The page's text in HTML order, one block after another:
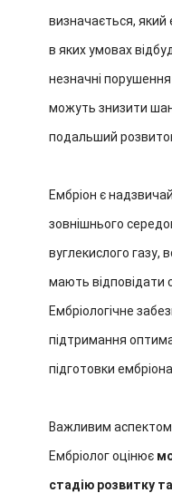
визначається, який
в яких умовах
незначні
можуть знизити
подальший розвиток
Ембріон є
зовнішнього
вуглекислого газу,
мають відповідати
Ембріологічне
підтримання
підготовки
Важливим аспектом
Ембріолог оцінює
стадію розвитку